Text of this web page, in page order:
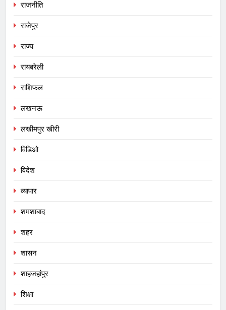
राजनीति
राजेपुर
राज्य
रायबरेली
राशिफल
लखनऊ
लखीमपुर खीरी
विडिओ
विदेश
व्यापार
शमशाबाद
शहर
शासन
शाहजहांपुर
शिक्षा